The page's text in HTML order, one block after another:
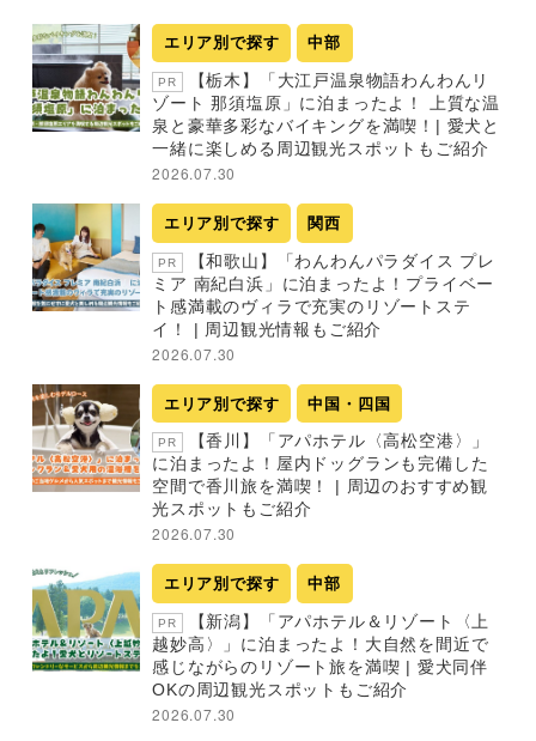
エリア別で探す 中部
PR
【栃木】「大江戸温泉物語わんわんリ
ゾート 那須塩原」に泊まったよ！ 上質な温
泉と豪華多彩なバイキングを満喫！| 愛犬と
一緒に楽しめる周辺観光スポットもご紹介
2026.07.30
エリア別で探す 関西
PR
【和歌山】「わんわんパラダイス プレ
ミア 南紀白浜」に泊まったよ！プライベー
ト感満載のヴィラで充実のリゾートステ
イ！ | 周辺観光情報もご紹介
2026.07.30
エリア別で探す 中国・四国
PR
【香川】「アパホテル〈高松空港〉」
に泊まったよ！屋内ドッグランも完備した
空間で香川旅を満喫！ | 周辺のおすすめ観
光スポットもご紹介
2026.07.30
エリア別で探す 中部
PR
【新潟】「アパホテル＆リゾート〈上
越妙高〉」に泊まったよ！大自然を間近で
感じながらのリゾート旅を満喫 | 愛犬同伴
OKの周辺観光スポットもご紹介
2026.07.30